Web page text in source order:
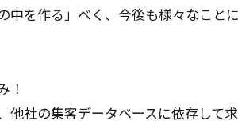
中を作る」べく、今後も様々なこ
！
社の集客データベースに依存して求